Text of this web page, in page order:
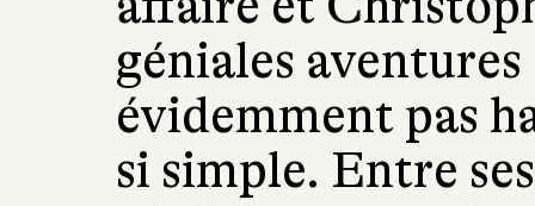
géniales
évidemment pas
si simple. Entre